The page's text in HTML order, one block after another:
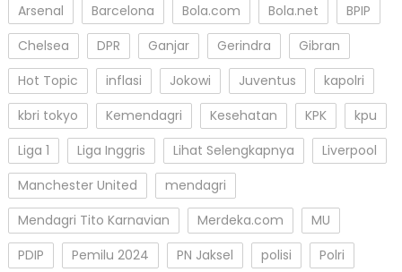
Arsenal Barcelona Bola.com Bola.net
BPIP
Chelsea
DPR Ganjar Gerindra
Gibran
Hot Topic
inflasi Jokowi Juventus
kapolri
kbri tokyo
Kemendagri Kesehatan KPK
kpu
Liga 1
Liga Inggris Lihat Selengkapnya
Liverpool
Manchester United
mendagri
Mendagri Tito Karnavian
Merdeka.com
MU
PDIP
Pemilu 2024 PN Jaksel polisi
Polri